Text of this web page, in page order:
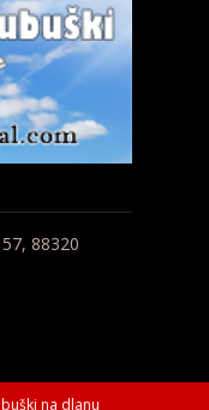
88320
na dlanu